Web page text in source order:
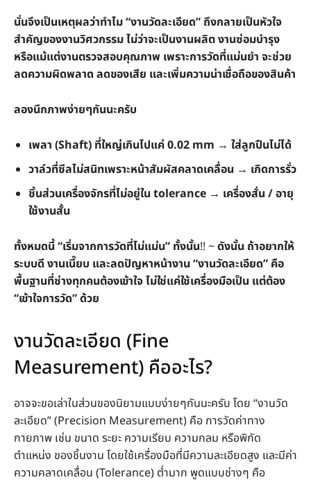
นั่นจึงเป็นเหตุผลว่าทำไม “งานวัดละเอียด” ถึงกลายเป็นหัวใจ
สำคัญของงานวิศวกรรม ไม่ว่าจะเป็นงานผลิต งานซ่อมบำรุง
หรือแม้แต่งานตรวจสอบคุณภาพ เพราะการวัดที่แม่นยำ จะช่วย
ลดความผิดพลาด ลดของเสีย และเพิ่มความน่าเชื่อถือของสินค้า
ลองนึกภาพง่ายๆกันนะครับ
เพลา (Shaft) ที่ใหญ่เกินไปแค่ 0.02 mm → ใส่ลูกปืนไม่ได้
วาล์วที่ซีลไม่สนิทเพราะหน้าสัมผัสคลาดเคลื่อน → เกิดการรั่ว
ชิ้นส่วนเครื่องจักรที่ไม่อยู่ใน tolerance → เครื่องสั่น / อายุ
ใช้งานสั้น
ทั้งหมดนี้ “เริ่มจากการวัดที่ไม่แม่น” ทั้งนั้น!! ~ดังนั้น ถ้าอยากให้
ระบบดี งานเนี๊ยบ และลดปัญหาหน้างาน “งานวัดละเอียด” คือ
พื้นฐานที่ช่างทุกคนต้องเข้าใจ ไม่ใช่แค่ใช้เครื่องมือเป็น แต่ต้อง
“เข้าใจการวัด” ด้วย
งานวัดละเอียด (Fine
Measurement) คืออะไร?
อาจจะขอเล่าในส่วนของนิยามแบบง่ายๆกันนะครับ โดย “งานวัด
ละเอียด” (Precision Measurement) คือ การวัดค่าทาง
กายภาพ เช่น ขนาด ระยะ ความเรียบ ความกลม หรือพิกัด
ตำแหน่ง ของชิ้นงาน โดยใช้เครื่องมือที่มีความละเอียดสูง และมีค่า
ความคลาดเคลื่อน (Tolerance) ต่ำมาก พูดแบบช่างๆ คือ